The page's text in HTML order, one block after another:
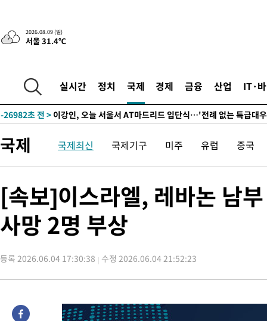
2026.08.09 (일)
서울 31.4℃
실시간 정치 국제 경제 금융 산업 IT·
12분 전 >“美 이란전 무기 소진…북한과 분쟁시 주한 미군 취약해질 수 있어”
-28958초 전 >
손흥민, 68분 뛰고 2경기 침묵…LAFC, 톨루카에 1-0 승리(종
-28230초 전 >
-26982초 전 > 이강인, 오늘 서울서 AT마드리드 입단식…'전례 없는 특급대
차'
-13335초 전 >
콜롬비아 신임 우파 대통령 취임 하루만에 차량폭탄 폭발 사건
-6929초 전 >튀르키예 외무장관, "메카 3국 방위협정은 이란이 목표 아냐 "
-1255초 전 >[속보]美중부 사령관, 이스라엘 긴급방문 다중화된 전선 상황 논
11분 전 > 美 국방부, 켄달 전 공군장관 보안허가 취소…“에어포스원 기밀정
론 누출”
11분 전 >‘축구의 신’ 아르헨티나 축구 선수 메시의 부친 지병 별세
-29031초 전 >"얼마나 더웠으면"…안동 물길공원서 헤엄친 구렁이 '소동'
-28958초 전 >손흥민, 68분 뛰고 2경기 침묵…LAFC, 톨루카에 1-0 승리(종
-26982초 전 >
이강인, 오늘 서울서 AT마드리드 입단식…'전례 없는 특급대
국제 국제최신 국제기구 미주 유럽 중국
[속보]이스라엘, 레바논 남
사망 2명 부상
등록 2026.06.04 17:30:38 수정 2026.06.04 21:52:23